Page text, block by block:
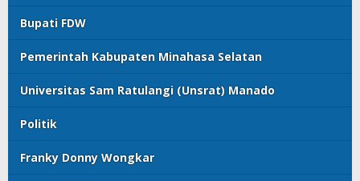
Bupati FDW
Pemerintah Kabupaten Minahasa Selatan
Universitas Sam Ratulangi (Unsrat) Manado
Politik
Franky Donny Wongkar